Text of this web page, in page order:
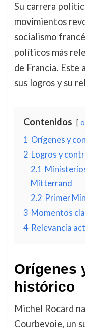
Su carrera
movimientos
socialismo
políticos más
de Francia. Este
sus logros y su
Contenidos
1 Orígenes y
2 Logros y
2.1
Mitterrand
2.2 Primer
3 Momentos
4 Relevancia
Orígenes
histórico
Michel Rocard
Courbevoie, un